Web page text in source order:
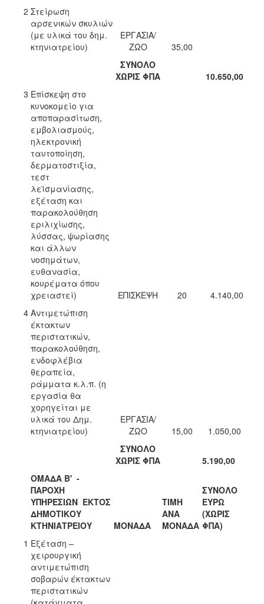
2 Στείρωση
αρσενικών σκυλιών
(με υλικά του δημ.
κτηνιατρείου)
ΕΡΓΑΣΙΑ/
ΖΩΟ
35,00
ΣΥΝΟΛΟ
ΧΩΡΙΣ ΦΠΑ
10.650,00
3 Επίσκεψη στο
κυνοκομείο για
αποπαρασίτωση,
εμβολιασμούς,
ηλεκτρονική
ταυτοποίηση,
δερματοστιξία,
τεστ
λεϊσμανίασης,
εξέταση και
παρακολούθηση
εριλιχίωσης,
λύσσας, ψωρίασης
και άλλων
νοσημάτων,
ευθανασία,
κουρέματα όπου
χρειαστεί)
ΕΠΙΣΚΕΨΗ 20
4.140,00
4 Αντιμετώπιση
έκτακτων
περιστατικών,
παρακολούθηση,
ενδοφλέβια
θεραπεία,
ράμματα κ.λ.π. (η
εργασία θα
χορηγείται με
υλικά του Δημ.
κτηνιατρείου)
ΕΡΓΑΣΙΑ/
ΖΩΟ
15,00
1.050,00
ΣΥΝΟΛΟ
ΧΩΡΙΣ ΦΠΑ
5.190,00
ΟΜΑΔΑ Β' -
ΠΑΡΟΧΗ
ΥΠΗΡΕΣΙΩΝ ΕΚΤΟΣ
ΔΗΜΟΤΙΚΟΥ
ΚΤΗΝΙΑΤΡΕΙΟΥ
ΜΟΝΑΔΑ
ΤΙΜΗ
ΑΝΑ
ΜΟΝΑΔΑ
ΣΥΝΟΛΟ
ΕΥΡΩ
(ΧΩΡΙΣ
ΦΠΑ)
1 Εξέταση –
χειρουργική
αντιμετώπιση
σοβαρών έκτακτων
περιστατικών